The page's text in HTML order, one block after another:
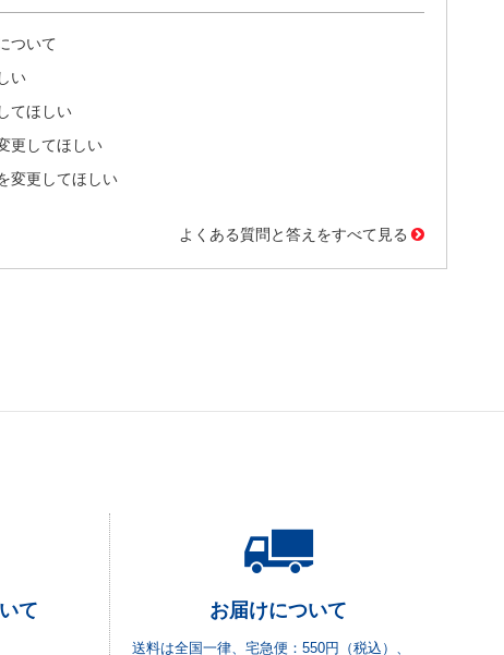
ついて
い
てほしい
更してほしい
変更してほしい
よくある質問と答えをすべて見る
て お届けについて
送料は全国一律、宅急便：550円（税込）、